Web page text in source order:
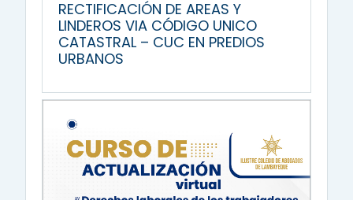
RECTIFICACIÓN DE AREAS Y
LINDEROS VIA CÓDIGO UNICO
CATASTRAL – CUC EN PREDIOS
URBANOS